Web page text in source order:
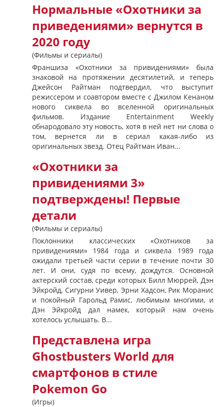
Нормальные «Охотники за
приведениями» вернутся в
2020 году
(Фильмы и сериалы)
Франшиза «Охотники за привидениями» была
знаковой на протяжении десятилетий, и теперь
Джейсон Райтман подтвердил, что выступит
режиссером и соавтором вместе с Джилом Кенаном
нового сиквела во вселенной оригинальных
фильмов. Издание Entertainment Weekly
обнародовало эту новость, хотя в ней нет ни слова о
том, вернется ли в сериал какая-либо из
оригинальных звезд. Отец Райтман Иван...
«Охотники за
привидениями 3»
подтверждены! Первые
детали
(Фильмы и сериалы)
Поклонники классических «Охотников за
привидениями» 1984 года и сиквела 1989 года
ожидали третьей части серии в течение почти 30
лет. И они, судя по всему, дождутся. Основной
актерский состав, среди которых Билл Мюррей, Дэн
Эйкройд, Сигурни Уивер, Эрни Хадсон, Рик Моранис
и покойный Гарольд Рамис, любимым многими, и
Дэн Эйкройд дал намек, который нам очень
хотелось услышать. В...
Представлена игра
Ghostbusters World для
смартфонов в стиле
Pokemon Go
(Игры)